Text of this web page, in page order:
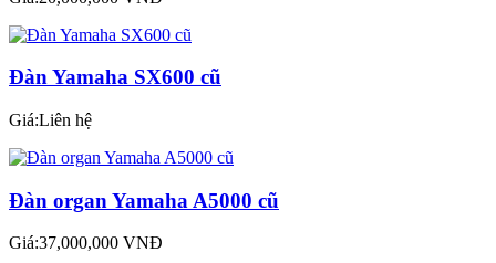
Đàn Yamaha SX600 cũ
Giá:Liên hệ
Đàn organ Yamaha A5000 cũ
Giá:37,000,000 VNĐ